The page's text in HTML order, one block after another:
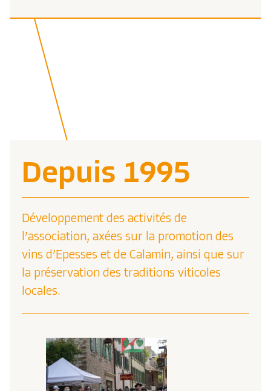
Depuis 1995
Développement des activités de
l’association, axées sur la promotion des
vins d’Epesses et de Calamin, ainsi que sur
la préservation des traditions viticoles
locales.